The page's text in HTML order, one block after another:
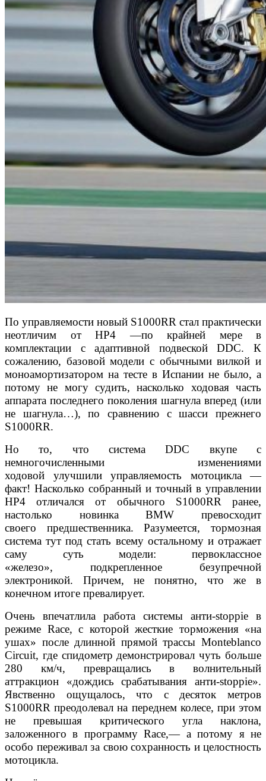
По управляемости новый S1000RR стал практически
неотличим от HP4 —по крайней мере в
комплектации с адаптивной подвеской DDC. К
сожалению, базовой модели с обычными вилкой и
моноамортизатором на тесте в Испании не было, а
потому не могу судить, насколько ходовая часть
аппарата последнего поколения шагнула вперед (или
не шагнула…), по сравнению с шасси прежнего
S1000RR.
Но то, что система DDC вкупе с
немногочисленными изменениями
ходовой улучшили управляемость мотоцикла —
факт! Насколько собранный и точный в управлении
HP4 отличался от обычного S1000RR ранее,
настолько новинка BMW превосходит
своего предшественника. Разумеется, тормозная
система тут под стать всему остальному и отражает
саму суть модели: первоклассное
«железо», подкрепленное безупречной
электроникой. Причем, не понятно, что же в
конечном итоге превалирует.
Очень впечатлила работа системы анти-stoppie в
режиме Race, с которой жесткие торможения «на
ушах» после длинной прямой трассы Monteblanco
Circuit, где спидометр демонстрировал чуть больше
280 км/ч, превращались в волнительный
аттракцион «дождись срабатывания анти-stoppie».
Явственно ощущалось, что с десяток метров
S1000RR преодолевал на переднем колесе, при этом
не превышая критического угла наклона,
заложенного в программу Race,— а потому я не
особо переживал за свою сохранность и целостность
мотоцикла.